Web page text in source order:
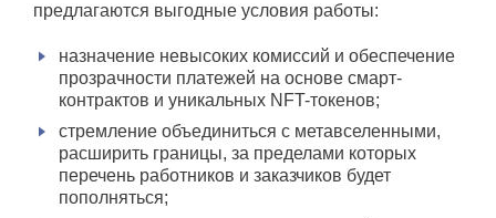
предлагаются выгодные условия работы:
назначение невысоких комиссий и обеспечение
прозрачности платежей на основе смарт-
контрактов и уникальных NFT-токенов;
стремление объединиться с метавселенными,
расширить границы, за пределами которых
перечень работников и заказчиков будет
пополняться;